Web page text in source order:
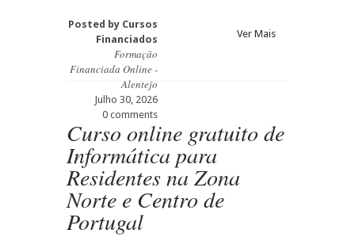
Posted by Cursos
Financiados
Formação
Financiada Online -
Alentejo
Julho 30, 2026
0 comments
Ver Mais
Curso online gratuito de
Informática para
Residentes na Zona
Norte e Centro de
Portugal